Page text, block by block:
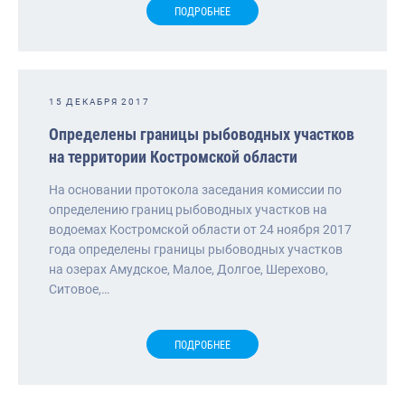
ПОДРОБНЕЕ
15 ДЕКАБРЯ 2017
Определены границы рыбоводных участков
на территории Костромской области
На основании протокола заседания комиссии по
определению границ рыбоводных участков на
водоемах Костромской области от 24 ноября 2017
года определены границы рыбоводных участков
на озерах Амудское, Малое, Долгое, Шерехово,
Ситовое,…
ПОДРОБНЕЕ